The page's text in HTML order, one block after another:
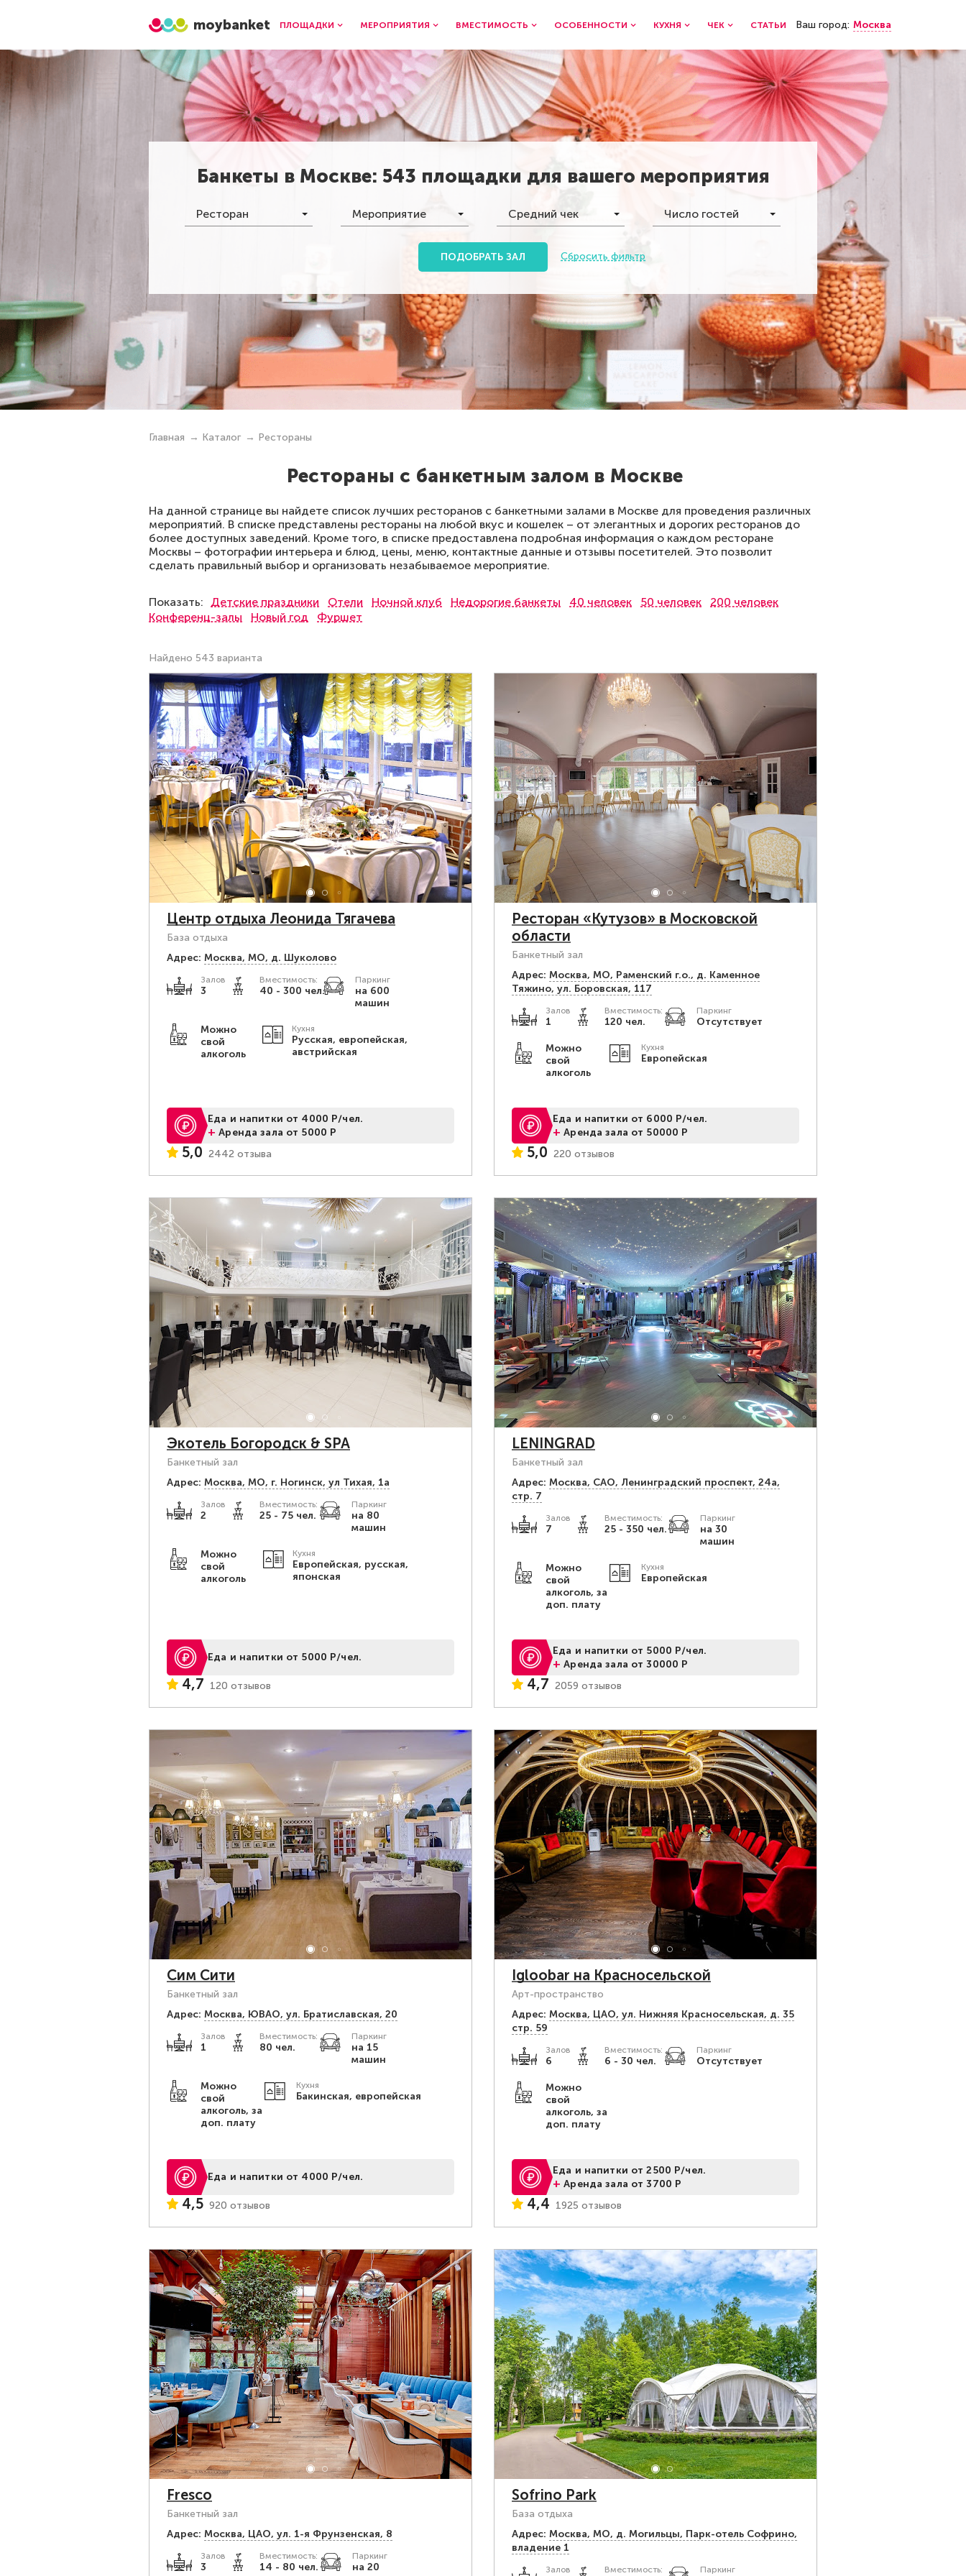
moybanket ПЛОЩАДКИ МЕРОПРИЯТИЯ ВМЕСТИМОСТЬ ОСОБЕННОСТИ КУХНЯ ЧЕК СТАТЬИ Ваш город: Москва
Банкеты в Москве: 543 площадки для вашего мероприятия
Ресторан Мероприятие Средний чек Число гостей
ПОДОБРАТЬ ЗАЛ Сбросить фильтр
Главная Каталог Рестораны
Рестораны с банкетным залом в Москве
На данной странице вы найдете список лучших ресторанов с банкетными залами в Москве для проведения различных
мероприятий. В списке представлены рестораны на любой вкус и кошелек – от элегантных и дорогих ресторанов до
более доступных заведений. Кроме того, в списке предоставлена подробная информация о каждом ресторане
Москвы – фотографии интерьера и блюд, цены, меню, контактные данные и отзывы посетителей. Это позволит
сделать правильный выбор и организовать незабываемое мероприятие.
Показать: Детские праздники Отели Ночной клуб Недорогие банкеты 40 человек 50 человек
200 человек
Конференц-залы
Новый год Фуршет
Найдено 543 варианта
Центр отдыха Леонида Тягачева
База отдыха
Адрес: Москва, МО, д. Шуколово
Залов
3
Вместимость:
40 - 300 чел.
Паркинг
на 600
машин
Можно
свой
алкоголь
Кухня
Русская, европейская,
австрийская
Еда и напитки от 4000 Р/чел.
+Аренда зала от 5000 Р
5,0 2442 отзыва
Ресторан «Кутузов» в Московской
области
Банкетный зал
Адрес: Москва, МО, Раменский г.о., д. Каменное
Тяжино, ул. Боровская, 117
Залов
1
Вместимость:
120 чел.
Паркинг
Отсутствует
Можно
свой
алкоголь
Кухня
Европейская
Еда и напитки от 6000 Р/чел.
+Аренда зала от 50000 Р
5,0 220 отзывов
Экотель Богородск & SPA
Банкетный зал
Адрес: Москва, МО, г. Ногинск, ул Тихая, 1а
Залов
2
Вместимость:
25 - 75 чел.
Паркинг
на 80
машин
Можно
свой
алкоголь
Кухня
Европейская, русская,
японская
Еда и напитки от 5000 Р/чел.
4,7 120 отзывов
LENINGRAD
Банкетный зал
Адрес: Москва, САО, Ленинградский проспект, 24а,
стр. 7
Залов
7
Вместимость:
25 - 350 чел.
Паркинг
на 30
машин
Можно
свой
алкоголь, за
доп. плату
Кухня
Европейская
Еда и напитки от 5000 Р/чел.
+Аренда зала от 30000 Р
4,7 2059 отзывов
Сим Сити
Банкетный зал
Адрес: Москва, ЮВАО, ул. Братиславская, 20
Залов
1
Вместимость:
80 чел.
Паркинг
на 15
машин
Можно
свой
алкоголь, за
доп. плату
Кухня
Бакинская, европейская
Еда и напитки от 4000 Р/чел.
4,5 920 отзывов
Igloobar на Красносельской
Арт-пространство
Адрес: Москва, ЦАО, ул. Нижняя Красносельская, д. 35
стр. 59
Залов
6
Вместимость:
6 - 30 чел.
Паркинг
Отсутствует
Можно
свой
алкоголь, за
доп. плату
Еда и напитки от 2500 Р/чел.
+Аренда зала от 3700 Р
4,4 1925 отзывов
Fresco
Банкетный зал
Адрес: Москва, ЦАО, ул. 1-я Фрунзенская, 8
Залов
3
Вместимость:
14 - 80 чел.
Паркинг
на 20
Sofrino Park
База отдыха
Адрес: Москва, МО, д. Могильцы, Парк-отель Софрино,
владение 1
Залов Вместимость: Паркинг